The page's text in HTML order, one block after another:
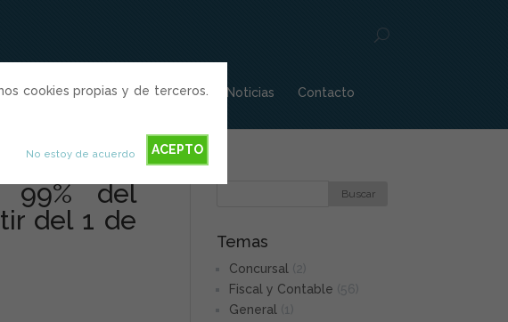
cookies propias y de terceros.
ACEPTO
No estoy de acuerdo
Profesionales Blogs Noticias Contacto
99% del
del 1 de
Temas
Concursal
(2)
Fiscal y Contable (56)
General
(1)